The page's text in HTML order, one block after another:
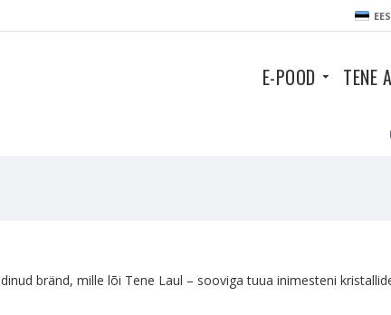
E-POOD TENE
bränd, mille lõi Tene Laul – sooviga tuua inimesteni